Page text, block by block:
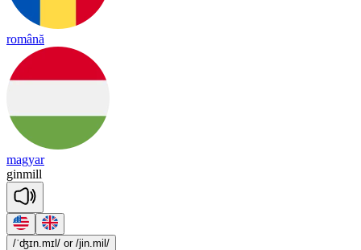
română
magyar
ginmill
/ˈʤɪn.mɪl/ or /jin.mil/